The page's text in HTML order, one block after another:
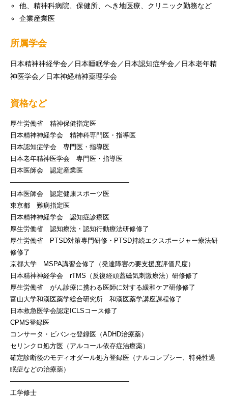
他、精神科病院、保健所、へき地医療、クリニック勤務など
企業産業医
所属学会
日本精神神経学会／日本睡眠学会／日本認知症学会／日本老年精
神医学会／日本神経精神薬理学会
資格など
厚生労働省 精神保健指定医
日本精神神経学会 精神科専門医・指導医
日本認知症学会 専門医・指導医
日本老年精神医学会 専門医・指導医
日本医師会 認定産業医
——————————————————
日本医師会 認定健康スポーツ医
東京都 難病指定医
日本精神神経学会 認知症診療医
厚生労働省 認知療法・認知行動療法研修修了
厚生労働省 PTSD対策専門研修・PTSD持続エクスポージャー療法研
修修了
京都大学 MSPA講習会修了（発達障害の要支援度評価尺度）
日本精神神経学会 rTMS（反復経頭蓋磁気刺激療法）研修修了
厚生労働省 がん診療に携わる医師に対する緩和ケア研修修了
富山大学和漢医薬学総合研究所 和漢医薬学講座課程修了
日本救急医学会認定ICLSコース修了
CPMS登録医
コンサータ・ビバンセ登録医（ADHD治療薬）
セリンクロ処方医（アルコール依存症治療薬）
確定診断後のモディオダール処方登録医（ナルコレプシー、特発性過
眠症などの治療薬）
——————————————————
工学修士